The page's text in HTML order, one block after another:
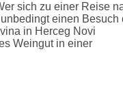
sich zu einer Reise
einen Besuch
in Herceg Novi
Weingut in einer